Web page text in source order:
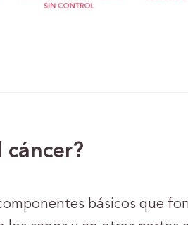
básicos que